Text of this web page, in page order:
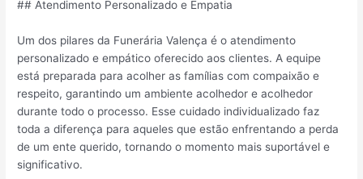
## Atendimento Personalizado e Empatia
Um dos pilares da Funerária Valença é o atendimento
personalizado e empático oferecido aos clientes. A equipe
está preparada para acolher as famílias com compaixão e
respeito, garantindo um ambiente acolhedor e acolhedor
durante todo o processo. Esse cuidado individualizado faz
toda a diferença para aqueles que estão enfrentando a perda
de um ente querido, tornando o momento mais suportável e
significativo.